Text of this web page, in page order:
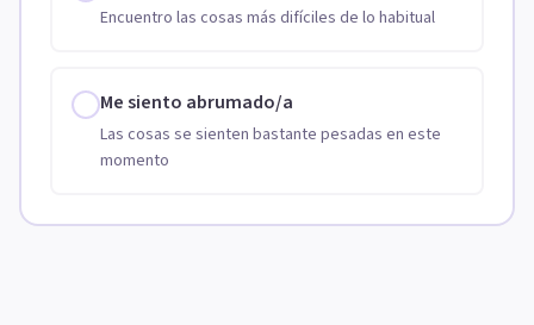
Encuentro las cosas más difíciles de lo habitual
Me siento abrumado/a
Las cosas se sienten bastante pesadas en este
momento